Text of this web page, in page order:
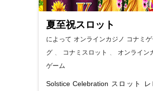
夏至祝スロット
によって オンラインカジノ コナミ
グ 、 コナミスロット 、
オンライン
ゲーム
Solstice Celebration スロット レ